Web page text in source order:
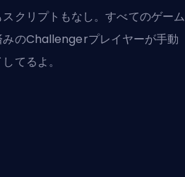
クリプトもなし。すべてのゲーム
みのChallengerプレイヤーが手動
てるよ。